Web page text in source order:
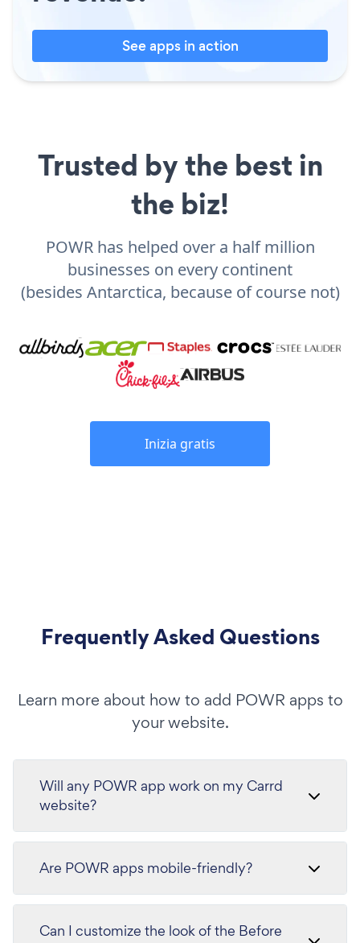
See apps in action
Trusted by the best in
the biz!
POWR has helped over a half million
businesses on every continent
(besides Antarctica, because of course not)
Inizia gratis
Frequently Asked Questions
Learn more about how to add POWR apps to
your website.
Will any POWR app work on my Carrd
website?
Are POWR apps mobile-friendly?
Can I customize the look of the Before